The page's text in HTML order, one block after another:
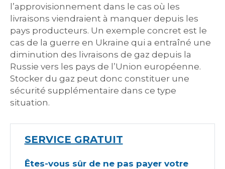
l’approvisionnement dans le cas où les
livraisons viendraient à manquer depuis les
pays producteurs. Un exemple concret est le
cas de la guerre en Ukraine qui a entraîné une
diminution des livraisons de gaz depuis la
Russie vers les pays de l’Union européenne.
Stocker du gaz peut donc constituer une
sécurité supplémentaire dans ce type
situation.
SERVICE GRATUIT
Êtes-vous sûr de ne pas payer votre